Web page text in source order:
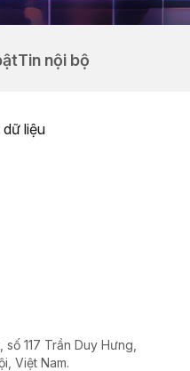
Tin nội bộ
liệu
117 Trần Duy Hưng,
Việt Nam.